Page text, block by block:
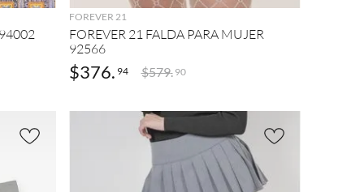
FOREVER 21
FOREVER 21 FALDA PARA MUJER
92566
$376. 94 $579. 90